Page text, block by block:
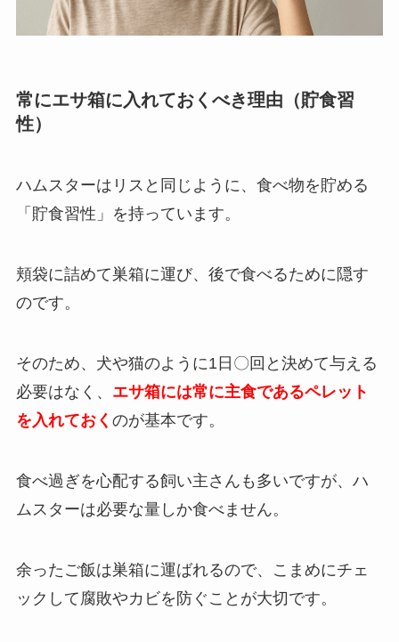
常にエサ箱に入れておくべき理由（貯食習
性）
ハムスターはリスと同じように、食べ物を貯める
「貯食習性」を持っています。
頬袋に詰めて巣箱に運び、後で食べるために隠す
のです。
そのため、犬や猫のように1日〇回と決めて与える
必要はなく、 エサ箱には常に主食であるペレット
を入れておく のが基本です。
食べ過ぎを心配する飼い主さんも多いですが、ハ
ムスターは必要な量しか食べません。
余ったご飯は巣箱に運ばれるので、こまめにチェ
ックして腐敗やカビを防ぐことが大切です。